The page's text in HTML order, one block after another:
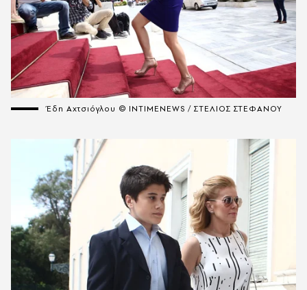
Έδη Αχτσιόγλου © INTIMENEWS / ΣΤΕΛΙΟΣ ΣΤΕΦΑΝΟΥ